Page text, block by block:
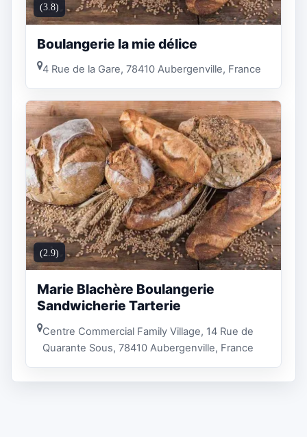
(3.8)
Boulangerie la mie délice
4 Rue de la Gare, 78410 Aubergenville, France
(2.9)
Marie Blachère Boulangerie
Sandwicherie Tarterie
Centre Commercial Family Village, 14 Rue de
Quarante Sous, 78410 Aubergenville, France